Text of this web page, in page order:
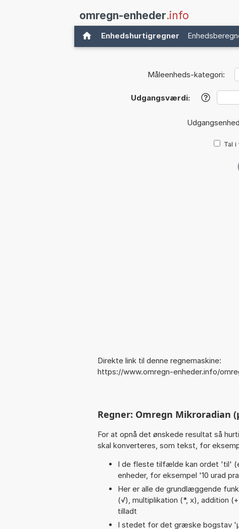
omregn-enheder.info
Enhedshurtigregner
Måleenheds-kategori:
Udgangsværdi: ?
Tal i
Direkte link til denne regnemaskine:
https://www.omregn-enheder.info/
Regner: Omregn Mikroradian
For at opnå det ønskede resultat så
skal konverteres, som tekst, for
I de fleste tilfælde kan ordet 'til'
enheder, for eksempel '10 urad
Her er alle de grundlæggende
(√), multiplikation (*, x), addition
tilladt
I stedet for det græske bogstav